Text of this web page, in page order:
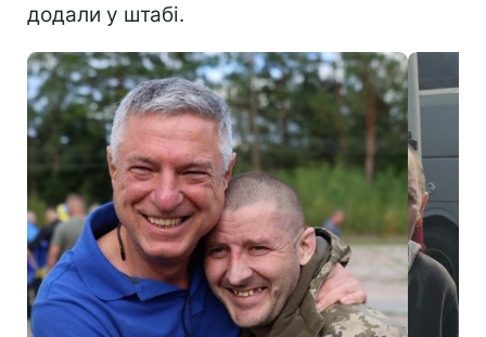
додали у штабі.